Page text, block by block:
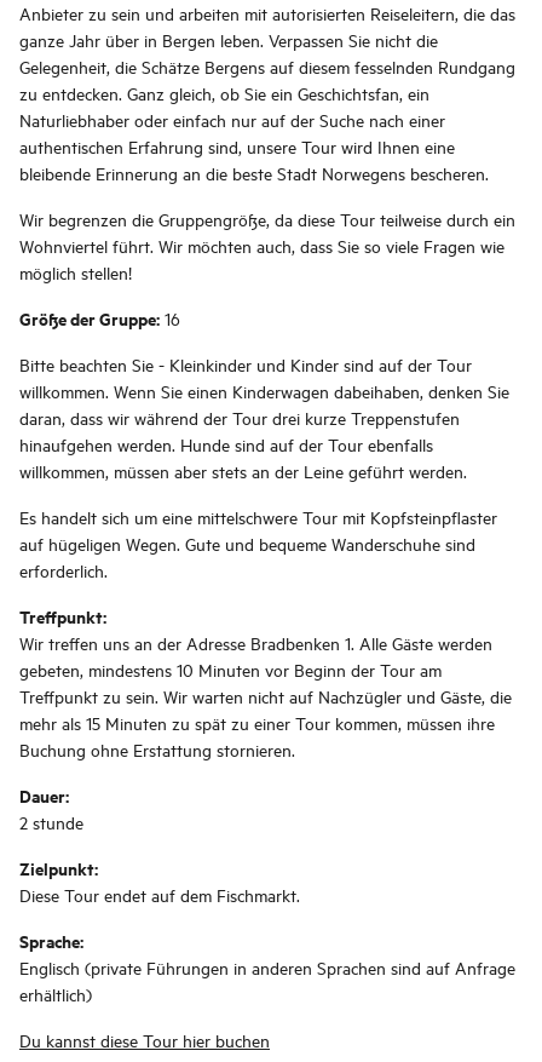
Anbieter zu sein und arbeiten mit autorisierten Reiseleitern, die das
ganze Jahr über in Bergen leben. Verpassen Sie nicht die
Gelegenheit, die Schätze Bergens auf diesem fesselnden Rundgang
zu entdecken. Ganz gleich, ob Sie ein Geschichtsfan, ein
Naturliebhaber oder einfach nur auf der Suche nach einer
authentischen Erfahrung sind, unsere Tour wird Ihnen eine
bleibende Erinnerung an die beste Stadt Norwegens bescheren.
Wir begrenzen die Gruppengröße, da diese Tour teilweise durch ein
Wohnviertel führt. Wir möchten auch, dass Sie so viele Fragen wie
möglich stellen!
Größe der Gruppe: 16
Bitte beachten Sie - Kleinkinder und Kinder sind auf der Tour
willkommen. Wenn Sie einen Kinderwagen dabeihaben, denken Sie
daran, dass wir während der Tour drei kurze Treppenstufen
hinaufgehen werden. Hunde sind auf der Tour ebenfalls
willkommen, müssen aber stets an der Leine geführt werden.
Es handelt sich um eine mittelschwere Tour mit Kopfsteinpflaster
auf hügeligen Wegen. Gute und bequeme Wanderschuhe sind
erforderlich.
Treffpunkt:
Wir treffen uns an der Adresse Bradbenken 1. Alle Gäste werden
gebeten, mindestens 10 Minuten vor Beginn der Tour am
Treffpunkt zu sein. Wir warten nicht auf Nachzügler und Gäste, die
mehr als 15 Minuten zu spät zu einer Tour kommen, müssen ihre
Buchung ohne Erstattung stornieren.
Dauer:
2 stunde
Zielpunkt:
Diese Tour endet auf dem Fischmarkt.
Sprache:
Englisch (private Führungen in anderen Sprachen sind auf Anfrage
erhältlich)
Du kannst diese Tour hier buchen